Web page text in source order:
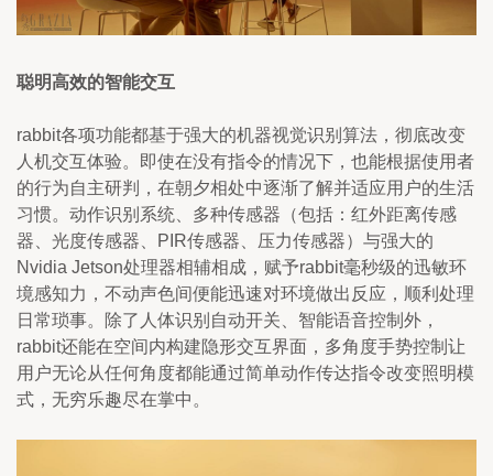
聪明高效的智能交互
rabbit各项功能都基于强大的机器视觉识别算法，彻底改变
人机交互体验。即使在没有指令的情况下，也能根据使用者
的行为自主研判，在朝夕相处中逐渐了解并适应用户的生活
习惯。动作识别系统、多种传感器（包括：红外距离传感
器、光度传感器、PIR传感器、压力传感器）与强大的
Nvidia Jetson处理器相辅相成，赋予rabbit毫秒级的迅敏环
境感知力，不动声色间便能迅速对环境做出反应，顺利处理
日常琐事。除了人体识别自动开关、智能语音控制外，
rabbit还能在空间内构建隐形交互界面，多角度手势控制让
用户无论从任何角度都能通过简单动作传达指令改变照明模
式，无穷乐趣尽在掌中。